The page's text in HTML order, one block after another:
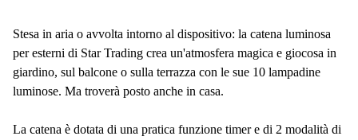
Stesa in aria o avvolta intorno al dispositivo: la catena luminosa
per esterni di Star Trading crea un'atmosfera magica e giocosa in
giardino, sul balcone o sulla terrazza con le sue 10 lampadine
luminose. Ma troverà posto anche in casa.
La catena è dotata di una pratica funzione timer e di 2 modalità di